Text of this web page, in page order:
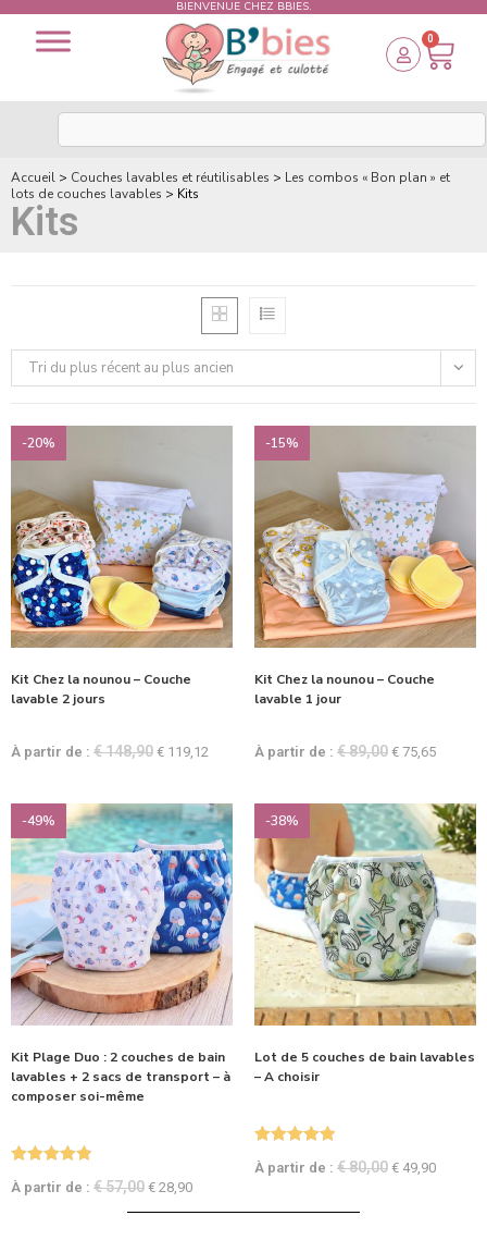
BIENVENUE CHEZ BBIES.
0
Accueil > Couches lavables et réutilisables > Les combos « Bon plan » et
lots de couches lavables > Kits
Kits
Tri du plus récent au plus ancien
-20%
Kit Chez la nounou – Couche
lavable 2 jours
À partir de : €148,90 € 119,12
-15%
Kit Chez la nounou – Couche
lavable 1 jour
À partir de : €89,00 € 75,65
-49%
Kit Plage Duo : 2 couches de bain
lavables + 2 sacs de transport – à
composer soi-même
sur 5
À partir de : €57,00 € 28,90
-38%
Lot de 5 couches de bain lavables
– A choisir
sur 5
À partir de : €80,00 € 49,90